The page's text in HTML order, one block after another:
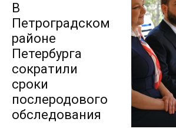
В
Петроградском
районе
Петербурга
сократили
сроки
послеродового
обследования